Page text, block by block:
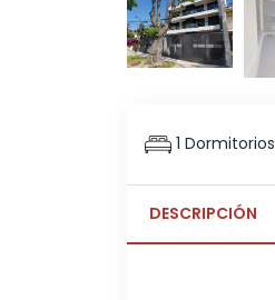
1 Dormitorios
DESCRIPCIÓN